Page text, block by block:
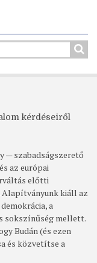
kérdéseiről
— szabadságszerető
az európai
előtti
kiáll az
a
sokszínűség mellett.
Budán (és ezen
és közvetítse a